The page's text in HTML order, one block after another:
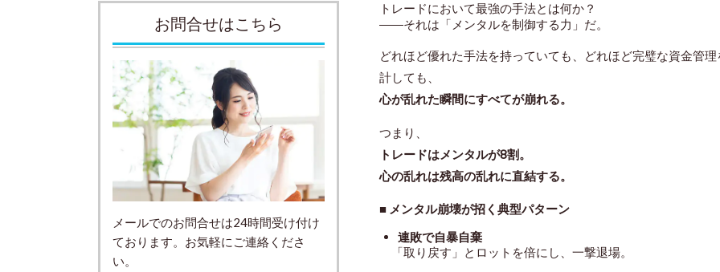
トレードにおいて最強の手法とは何か？
――それは「メンタルを制御する力」だ。
どれほど優れた手法を持っていても、どれほど完璧な資金管理
計しても、
心が乱れた瞬間にすべてが崩れる。
つまり、
トレードはメンタルが8割。
心の乱れは残高の乱れに直結する。
■ メンタル崩壊が招く典型パターン
連敗で自暴自棄
「取り戻す」とロットを倍にし、一撃退場。
お問合せはこちら
メールでのお問合せは24時間受け付け
ております。お気軽にご連絡くださ
い。